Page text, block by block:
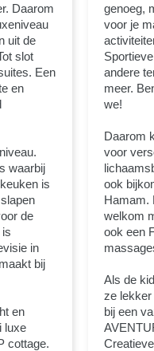
Daarom
uit de
slot
Een
en
waarbij
is
de
in
bij
en
luxe
cottage.
genoeg,
voor je
andere
meer.
we!
Daarom
voor
ook
Hamam.
welkom
ook een
Als de
ze lekker
bij een